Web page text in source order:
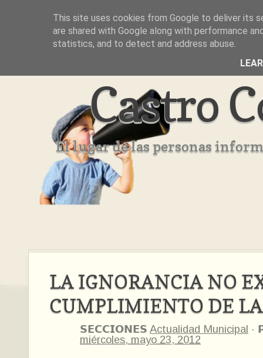
Inicio Aviso Legal Quienes Somos ??
Castro
El lugar de las personas
LA IGNORANCIA NO
CUMPLIMIENTO DE
𝗦𝗘𝗖𝗖𝗜𝗢𝗡𝗘𝗦 Actualidad Municipal ·
miércoles, mayo 23, 2012
This site uses cookies from Google to deliver its
are shared with Google along with performance
statistics, and to detect and address abuse.